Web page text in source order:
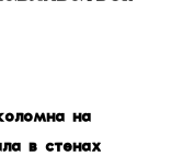
на
в стенах